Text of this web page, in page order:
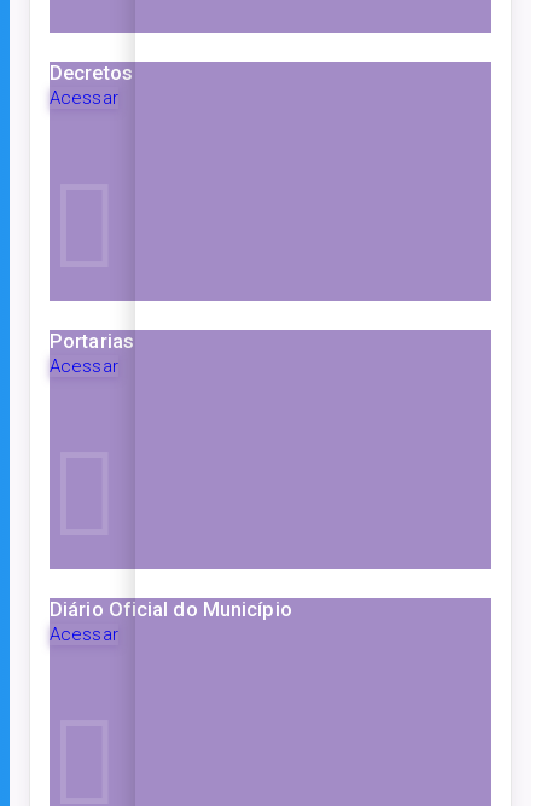
Decretos
Acessar
Portarias
Acessar
Diário Oficial do Município
Acessar